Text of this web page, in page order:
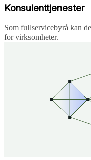
Konsulenttjenester
Som fullservicebyrå kan
for virksomheter.